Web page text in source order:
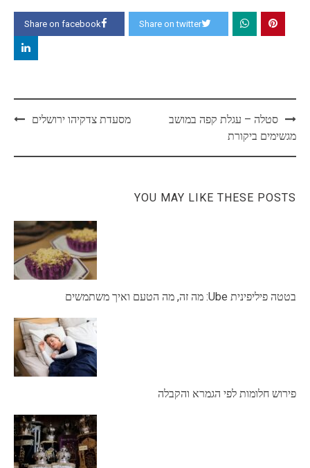
Share on facebook Share on twitter
Post
navigation
סטלה – עגלת קפה במושב
מגשימים ביקורת
מסעדת צדקיהו ירושלים
YOU MAY LIKE THESE POSTS
בטטה פיליפינית Ube: מה זה, מה הטעם ואיך משתמשים
פירוש חלומות לפי הגמרא והקבלה